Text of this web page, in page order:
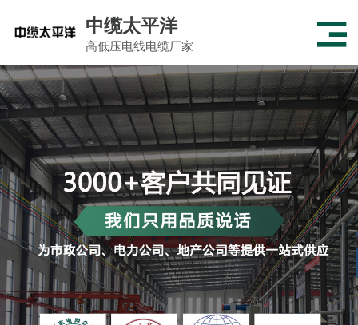
中缆太平洋
高低压电线电缆厂家